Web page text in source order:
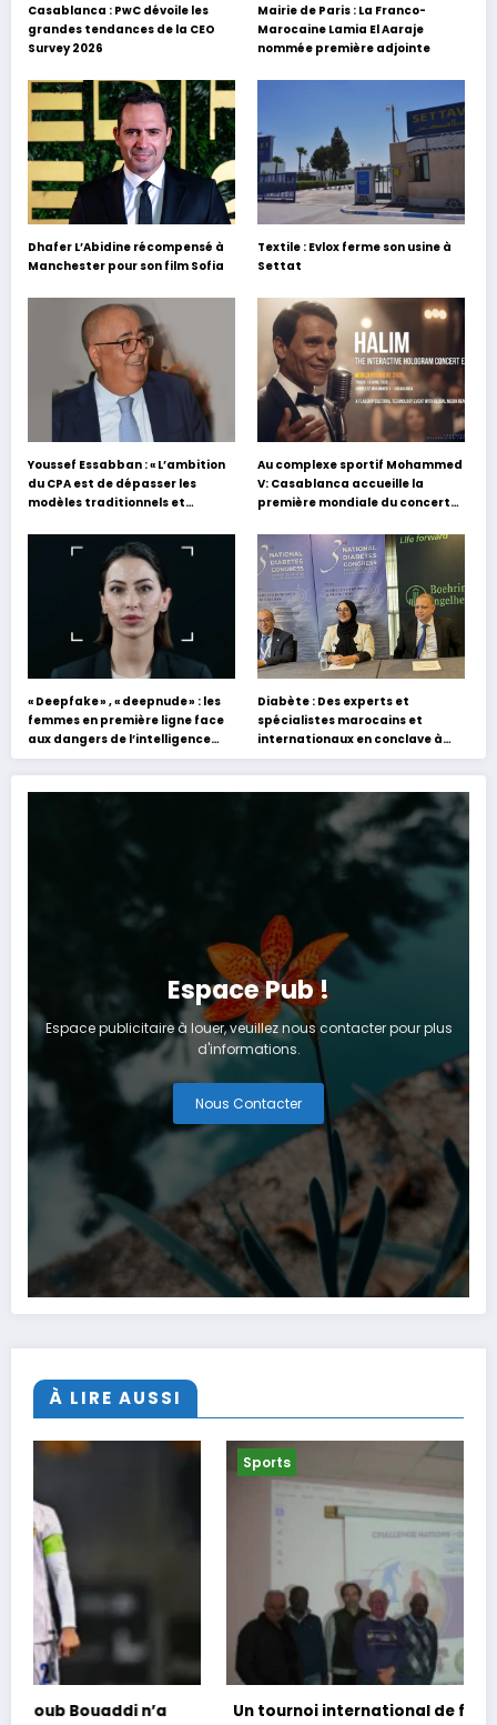
Casablanca : PwC dévoile les
grandes tendances de la CEO
Survey 2026
Mairie de Paris : La Franco-
Marocaine Lamia El Aaraje
nommée première adjointe
Dhafer L’Abidine récompensé à
Manchester pour son film Sofia
Textile : Evlox ferme son usine à
Settat
Youssef Essabban : « L’ambition
du CPA est de dépasser les
modèles traditionnels et
s’appuyant sur le partage des
expériences »
Au complexe sportif Mohammed
V: Casablanca accueille la
première mondiale du concert
« Deepfake » , « deepnude » : les
femmes en première ligne face
aux dangers de l’intelligence
artificielle
Diabète : Des experts et
spécialistes marocains et
internationaux en conclave à
Tanger
Espace Pub !
Espace publicitaire à louer, veuillez nous contacter pour plus
d'informations.
Nous Contacter
À LIRE AUSSI
Un tournoi international de foot en marchant dans